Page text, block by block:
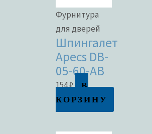
Фурнитура
для дверей
Шпингалет
Apecs DB-
05-60-AB
154₽
В
КОРЗИНУ